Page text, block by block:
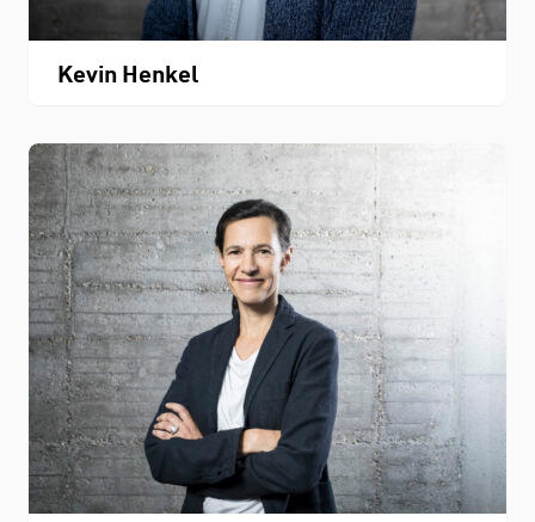
Personenverzeichnis
Downloads
Kontakt
Kevin Henkel